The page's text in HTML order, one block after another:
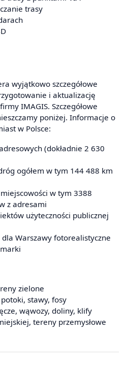
trasy
wyjątkowo szczegółowe
i aktualizację
IMAGIS. Szczegółowe
poniżej. Informacje o
w Polsce:
(dokładnie 2 630
ogółem w tym 144 488 km
w tym 3388
z adresami
użyteczności publicznej
Warszawy fotorealistyczne
zielone
stawy, fosy
wąwozy, doliny, klify
tereny przemysłowe